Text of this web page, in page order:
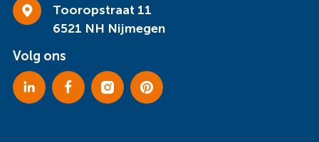
Tooropstraat 11
6521 NH Nijmegen
Volg ons